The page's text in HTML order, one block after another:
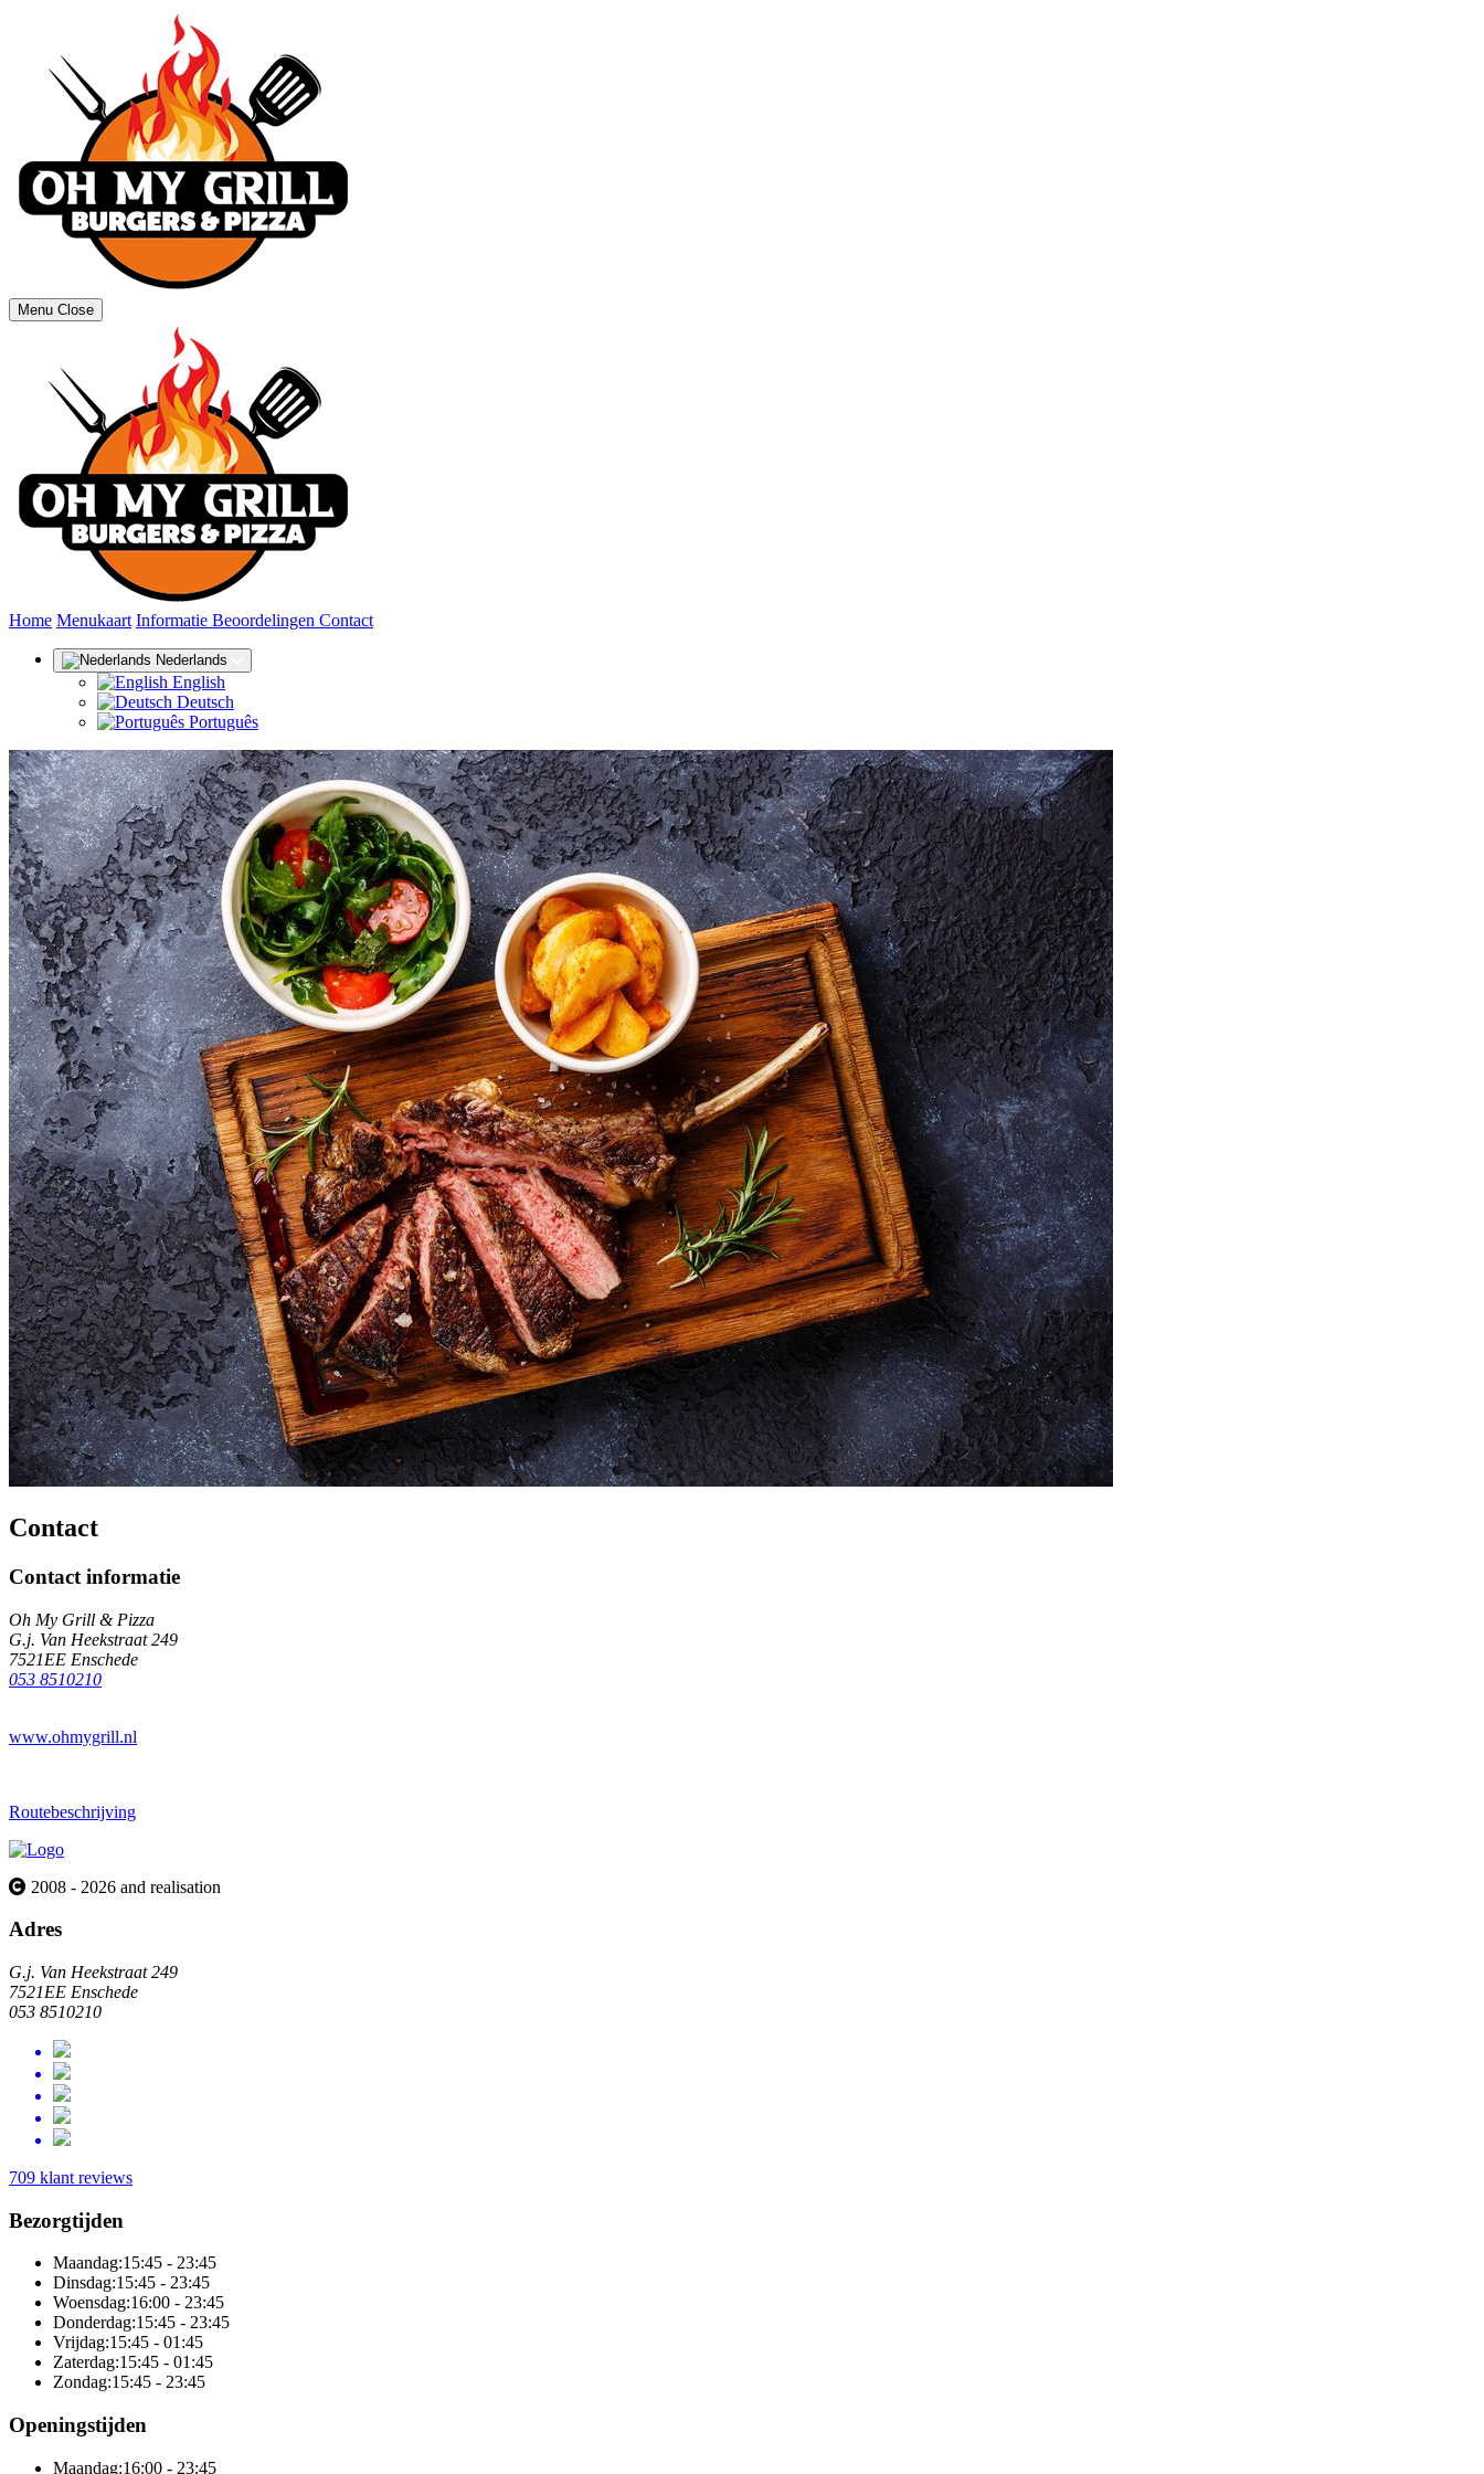
Menu Close
Home Menukaart Informatie Beoordelingen Contact(huidige)
Nederlands
English
Deutsch
Português
Contact
Contact informatie
Oh My Grill & Pizza
G.j. Van Heekstraat 249
7521EE Enschede
053 8510210
www.ohmygrill.nl
Routebeschrijving
2008 - 2026 and realisation
Adres
G.j. Van Heekstraat 249
7521EE Enschede
053 8510210
709 klant reviews
Bezorgtijden
Maandag:15:45 - 23:45
Dinsdag:15:45 - 23:45
Woensdag:16:00 - 23:45
Donderdag:15:45 - 23:45
Vrijdag:15:45 - 01:45
Zaterdag:15:45 - 01:45
Zondag:15:45 - 23:45
Openingstijden
Maandag:16:00 - 23:45